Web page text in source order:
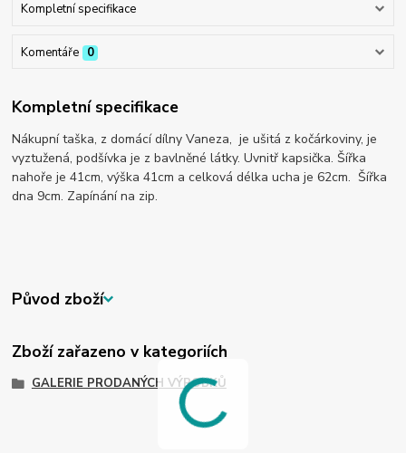
Kompletní specifikace
Komentáře 0
Kompletní specifikace
Nákupní taška, z domácí dílny Vaneza, je ušitá z kočárkoviny, je
vyztužená, podšívka je z bavlněné látky. Uvnitř kapsička. Šířka
nahoře je 41cm, výška 41cm a celková délka ucha je 62cm. Šířka
dna 9cm. Zapínání na zip.
Původ zboží
Zboží zařazeno v kategoriích
GALERIE PRODANÝCH VÝROBKŮ